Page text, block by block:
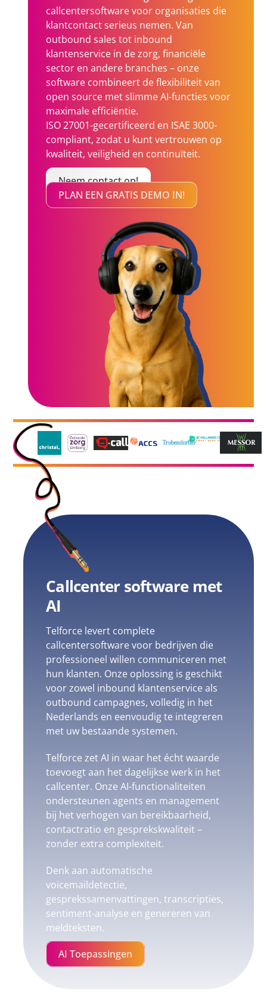
callcentersoftware voor organisaties die
klantcontact serieus nemen. Van
outbound sales tot inbound
klantenservice in de zorg, financiële
sector en andere branches – onze
software combineert de flexibiliteit van
open source met slimme AI-functies voor
maximale efficiëntie.
ISO 27001-gecertificeerd en ISAE 3000-
compliant, zodat u kunt vertrouwen op
kwaliteit, veiligheid en continuïteit.
Neem contact op!
PLAN EEN GRATIS DEMO IN!
Callcenter software met
AI
Telforce levert complete
callcentersoftware voor bedrijven die
professioneel willen communiceren met
hun klanten. Onze oplossing is geschikt
voor zowel inbound klantenservice als
outbound campagnes, volledig in het
Nederlands en eenvoudig te integreren
met uw bestaande systemen.
Telforce zet AI in waar het écht waarde
toevoegt aan het dagelijkse werk in het
callcenter. Onze AI-functionaliteiten
ondersteunen agents en management
bij het verhogen van bereikbaarheid,
contactratio en gesprekskwaliteit –
zonder extra complexiteit.
Denk aan automatische
voicemaildetectie,
gesprekssamenvattingen, transcripties,
sentiment-analyse en genereren van
meldteksten.
AI Toepassingen